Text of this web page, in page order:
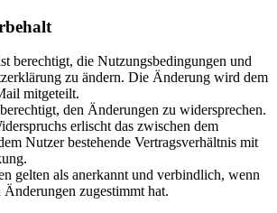
berechtigt, die Nutzungsbedingungen und
zu ändern. Die Änderung wird dem
mitgeteilt.
den Änderungen zu widersprechen.
erlischt das zwischen dem
Nutzer bestehende Vertragsverhältnis mit
gelten als anerkannt und verbindlich, wenn
zugestimmt hat.